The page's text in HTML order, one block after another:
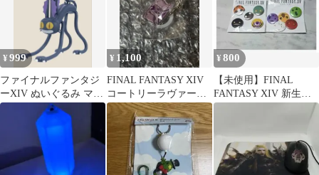
¥999
ファイナルファンタジ
ーXIV ぬいぐるみ マス
コット
¥ 1,100
FINAL FANTASY XIV
コートリーラヴァー
学者
¥800
【未使用】FINAL
FANTASY XIV 新生エ
オルゼア 缶バッジ 2セ